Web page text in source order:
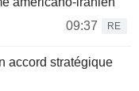
09:37
RE
accord stratégique